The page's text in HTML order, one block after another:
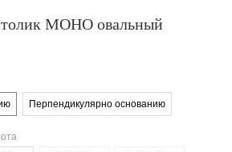
МОНО овальный
Перпендикулярно основанию